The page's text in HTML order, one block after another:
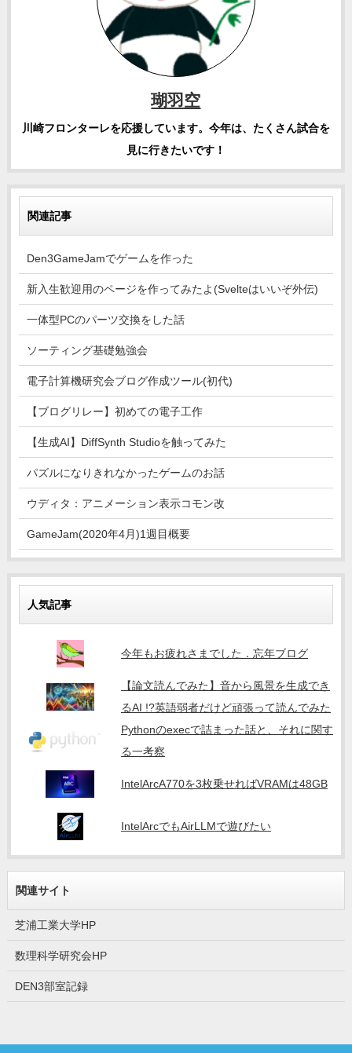
瑚羽空
川崎フロンターレを応援しています。今年は、たくさん試合を
見に行きたいです！
関連記事
Den3GameJamでゲームを作った
新入生歓迎用のページを作ってみたよ(Svelteはいいぞ外伝)
一体型PCのパーツ交換をした話
ソーティング基礎勉強会
電子計算機研究会ブログ作成ツール(初代)
【ブログリレー】初めての電子工作
【生成AI】DiffSynth Studioを触ってみた
パズルになりきれなかったゲームのお話
ウディタ：アニメーション表示コモン改
GameJam(2020年4月)1週目概要
人気記事
今年もお疲れさまでした．忘年ブログ
【論文読んでみた】音から風景を生成でき
るAI !?英語弱者だけど頑張って読んでみた
Pythonのexecで詰まった話と、それに関す
る一考察
IntelArcA770を3枚乗せればVRAMは48GB
IntelArcでもAirLLMで遊びたい
関連サイト
芝浦工業大学HP
数理科学研究会HP
DEN3部室記録